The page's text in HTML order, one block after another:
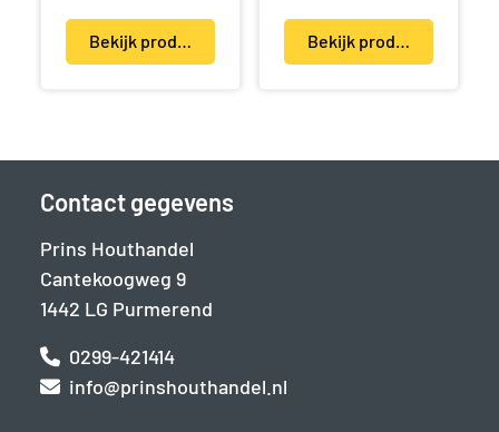
Bekijk product(en) Bekijk product(en)
Contact gegevens
Prins Houthandel
Cantekoogweg 9
1442 LG Purmerend
0299-421414
info@prinshouthandel.nl